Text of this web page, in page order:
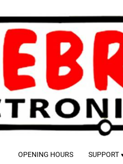
OPENING HOURS SUPPORT